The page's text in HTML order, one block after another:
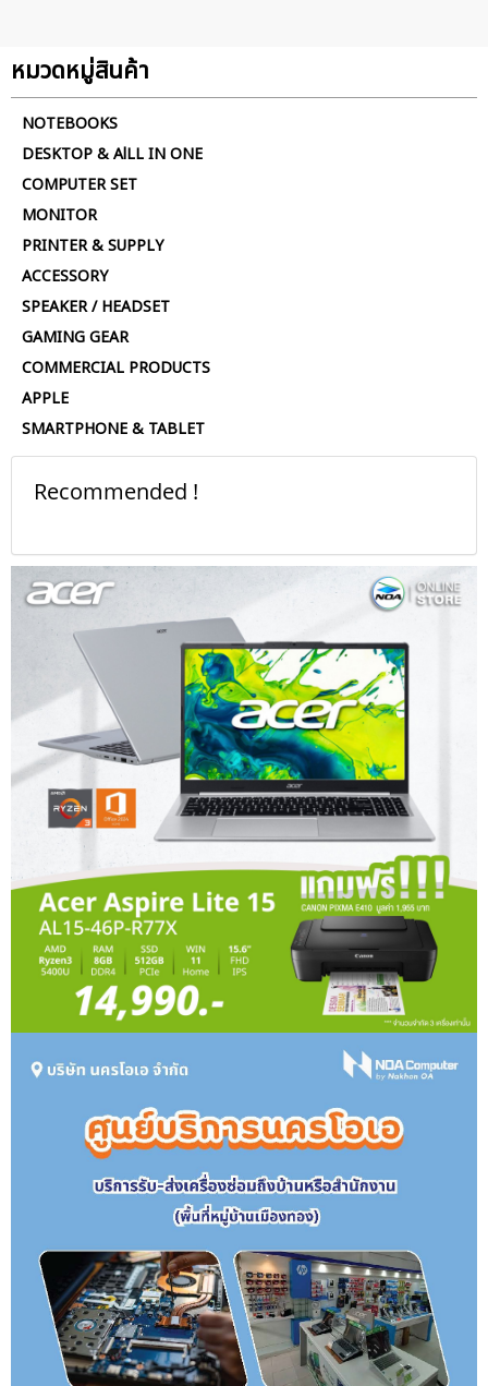
หมวดหมู่สินค้า
NOTEBOOKS
DESKTOP & AlLL IN ONE
COMPUTER SET
MONITOR
PRINTER & SUPPLY
ACCESSORY
SPEAKER / HEADSET
GAMING GEAR
COMMERCIAL PRODUCTS
APPLE
SMARTPHONE & TABLET
Recommended !